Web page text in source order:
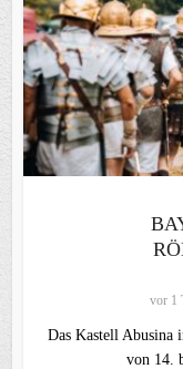
vor 1
Das Kastell Abusina
von 14.